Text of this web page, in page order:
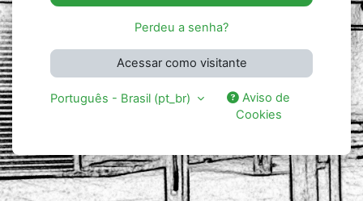
Perdeu a senha?
Acessar como visitante
Português - Brasil ‎(pt_br)‎
Aviso de
Cookies